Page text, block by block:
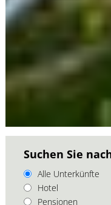
Suchen Sie
Alle Unterkünfte
Hotel
Pensionen